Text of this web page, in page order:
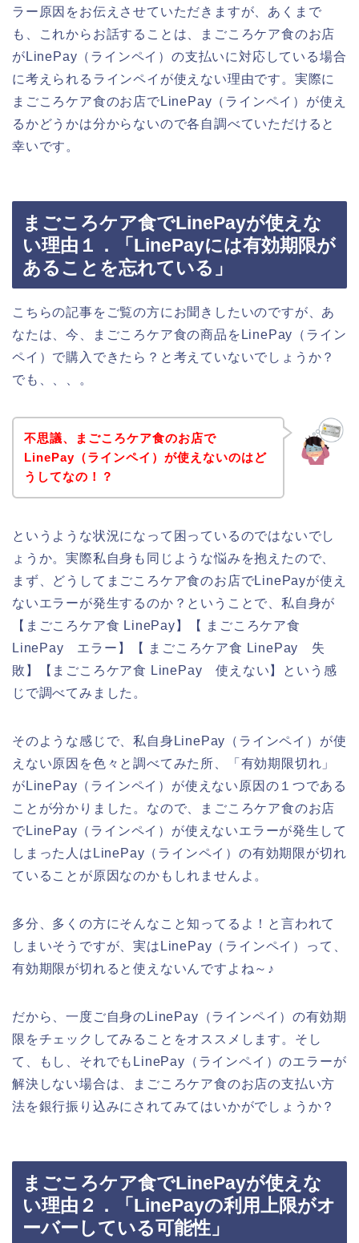
ラー原因をお伝えさせていただきますが、あくまで
も、これからお話することは、まごころケア食のお店
がLinePay（ラインペイ）の支払いに対応している場合
に考えられるラインペイが使えない理由です。実際に
まごころケア食のお店でLinePay（ラインペイ）が使え
るかどうかは分からないので各自調べていただけると
幸いです。
まごころケア食でLinePayが使えな
い理由１．「LinePayには有効期限が
あることを忘れている」
こちらの記事をご覧の方にお聞きしたいのですが、あ
なたは、今、まごころケア食の商品をLinePay（ライン
ペイ）で購入できたら？と考えていないでしょうか？
でも、、、。
不思議、まごころケア食のお店で
LinePay（ラインペイ）が使えないのはど
うしてなの！？
というような状況になって困っているのではないでし
ょうか。実際私自身も同じような悩みを抱えたので、
まず、どうしてまごころケア食のお店でLinePayが使え
ないエラーが発生するのか？ということで、私自身が
【まごころケア食 LinePay】【 まごころケア食
LinePay エラー】【 まごころケア食 LinePay 失
敗】【まごころケア食 LinePay 使えない】という感
じで調べてみました。
そのような感じで、私自身LinePay（ラインペイ）が使
えない原因を色々と調べてみた所、「有効期限切れ」
がLinePay（ラインペイ）が使えない原因の１つである
ことが分かりました。なので、まごころケア食のお店
でLinePay（ラインペイ）が使えないエラーが発生して
しまった人はLinePay（ラインペイ）の有効期限が切れ
ていることが原因なのかもしれませんよ。
多分、多くの方にそんなこと知ってるよ！と言われて
しまいそうですが、実はLinePay（ラインペイ）って、
有効期限が切れると使えないんですよね～♪
だから、一度ご自身のLinePay（ラインペイ）の有効期
限をチェックしてみることをオススメします。そし
て、もし、それでもLinePay（ラインペイ）のエラーが
解決しない場合は、まごころケア食のお店の支払い方
法を銀行振り込みにされてみてはいかがでしょうか？
まごころケア食でLinePayが使えな
い理由２．「LinePayの利用上限がオ
ーバーしている可能性」